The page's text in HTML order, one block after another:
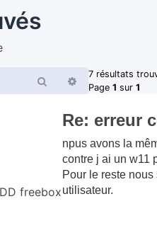
RechercherRecherche
avancée
7 résultats
Page 1 sur 1
freebox
Re: erreur
npus avons la
contre j ai un w11
Pour le reste
utilisateur.